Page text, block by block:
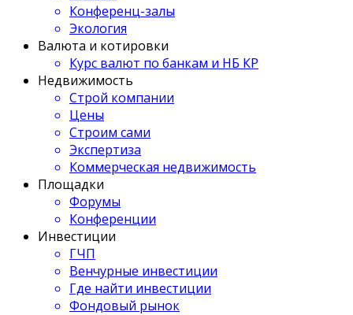
Конференц-залы
Экология
Валюта и котировки
Курс валют по банкам и НБ КР
Недвижимость
Строй компании
Цены
Строим сами
Экспертиза
Коммерческая недвижимость
Площадки
Форумы
Конференции
Инвестиции
ГЧП
Венчурные инвестиции
Где найти инвестиции
Фондовый рынок